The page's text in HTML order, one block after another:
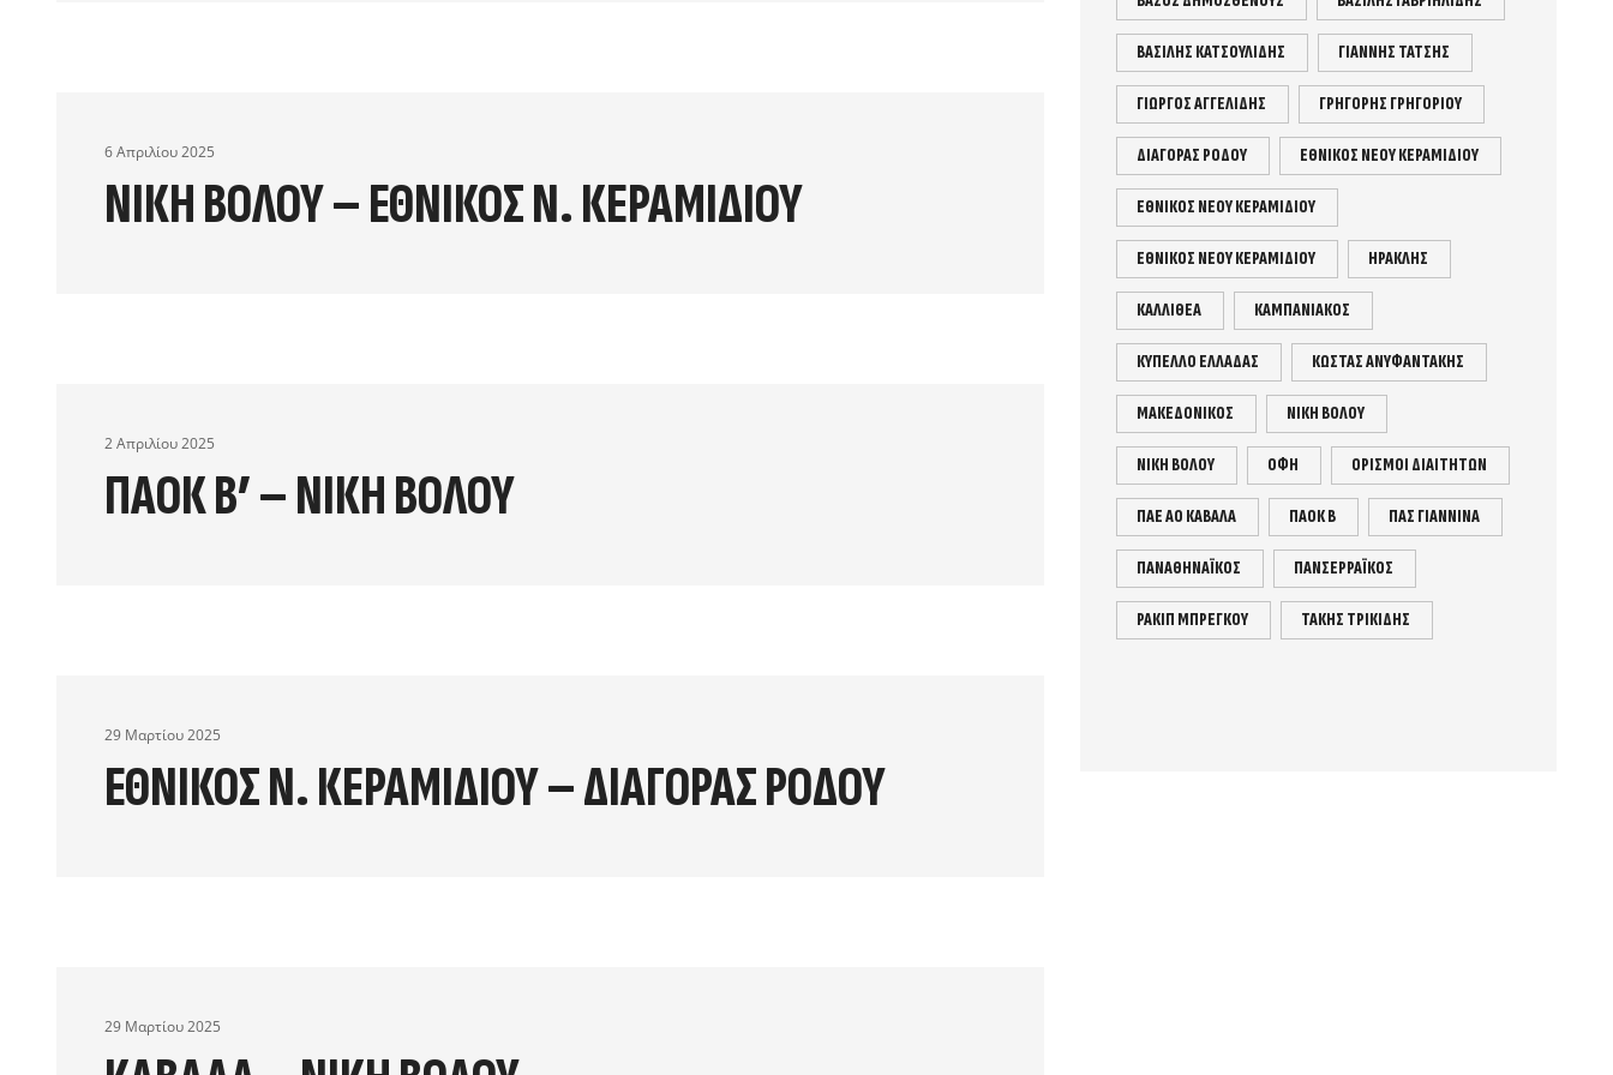
6 Απριλίου 2025
ΝΙΚΗ ΒΟΛΟΥ – ΕΘΝΙΚΟΣ Ν. ΚΕΡΑΜΙΔΙΟΥ
2 Απριλίου 2025
ΠΑΟΚ Β’ – ΝΙΚΗ ΒΟΛΟΥ
29 Μαρτίου 2025
ΕΘΝΙΚΟΣ Ν. ΚΕΡΑΜΙΔΙΟΥ – ΔΙΑΓΟΡΑΣ ΡΟΔΟΥ
29 Μαρτίου 2025
ΒΑΣΙΛΗΣ ΚΑΤΣΟΥΛΙΔΗΣ ΓΙΑΝΝΗΣ ΤΑΤΣΗΣ
ΓΙΩΡΓΟΣ ΑΓΓΕΛΙΔΗΣ ΓΡΗΓΟΡΗΣ ΓΡΗΓΟΡΙΟΥ
ΔΙΑΓΟΡΑΣ ΡΟΔΟΥ ΕΘΝΙΚΟΣ ΝΕΟΥ ΚΕΡΑΜΙΔΙΟΥ
ΕΘΝΙΚΌΣ ΝΈΟΥ ΚΕΡΑΜΙΔΊΟΥ
ΕΘΝΙΚΌΣ ΝΕΟΥ ΚΕΡΑΜΙΔΙΟΥ ΗΡΑΚΛΗΣ
ΚΑΛΛΙΘΕΑ ΚΑΜΠΑΝΙΑΚΟΣ
ΚΥΠΕΛΛΟ ΕΛΛΑΔΑΣ ΚΩΣΤΑΣ ΑΝΥΦΑΝΤΑΚΗΣ
ΜΑΚΕΔΟΝΙΚΟΣ ΝΊΚΗ ΒΌΛΟΥ
ΝΙΚΗ ΒΟΛΟΥ ΟΦΗ ΟΡΙΣΜΟΙ ΔΙΑΙΤΗΤΩΝ
ΠΑΕ ΑΟ ΚΑΒΑΛΑ ΠΑΟΚ Β ΠΑΣ ΓΙΑΝΝΙΝΑ
ΠΑΝΑΘΗΝΑΪΚΟΣ ΠΑΝΣΕΡΡΑΪΚΟΣ
ΡΑΚΙΠ ΜΠΡΕΓΚΟΥ ΤΑΚΗΣ ΤΡΙΚΙΔΗΣ